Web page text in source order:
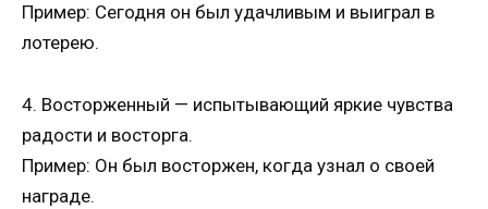
Пример: Сегодня он был удачливым и выиграл в
лотерею.
4. Восторженный — испытывающий яркие чувства
радости и восторга.
Пример: Он был восторжен, когда узнал о своей
награде.